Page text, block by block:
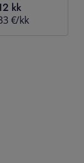
kk
€/kk